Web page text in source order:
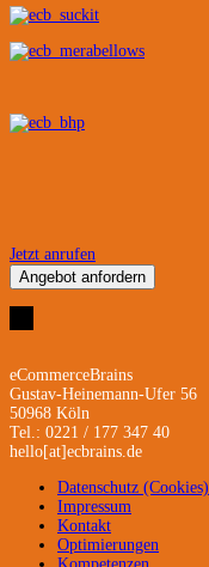
Jetzt anrufen
Angebot anfordern
eCommerceBrains
Gustav-Heinemann-Ufer 56
50968 Köln
Tel.: 0221 / 177 347 40
hello[at]ecbrains.de
Datenschutz (Cookies)
Impressum
Kontakt
Optimierungen